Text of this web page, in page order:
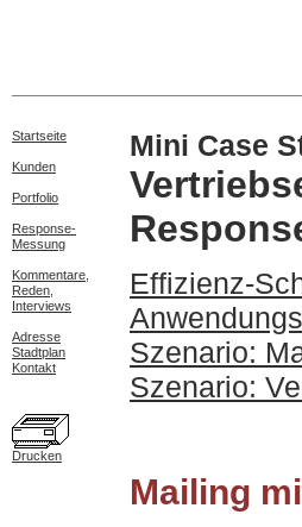
Startseite
Kunden
Portfolio
Response-
Messung
Kommentare,
Reden,
Interviews
Adresse
Stadtplan
Kontakt
Drucken
Mini Case
Effizienz-
Szenario:
Szenario:
Mailing